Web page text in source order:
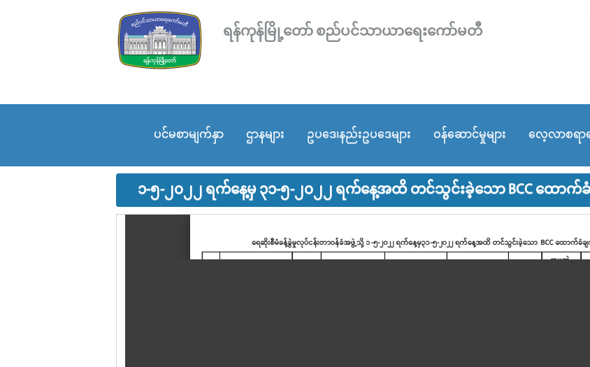
ရန်ကုန်မြို့တော် စည်ပင်သာယာရေးကော်မတီ
ပင်မစာမျက်နှာ ဌာနများ ဥပဒေ၊နည်းဥပဒေများ ဝန်ဆောင်မှုများ လေ့လာစရာ
၁-၅-၂၀၂၂ ရက်နေ့မှ ၃၁-၅-၂၀၂၂ ရက်နေ့အထိ တင်သွင်းခဲ့သော BCC ထောက်